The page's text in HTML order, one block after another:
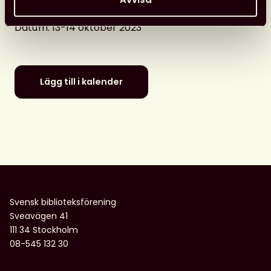
Datum: 13-14 oktober 2023
Lägg till i kalender
Svensk biblioteksförening
Sveavägen 41
111 34 Stockholm
08-545 132 30